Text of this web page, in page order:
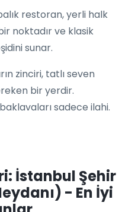
restoran, yerli halk
noktadır ve klasik
sunar.
zinciri, tatlı seven
bir yerdir.
sadece ilahi.
İstanbul Şehir
- En İyi